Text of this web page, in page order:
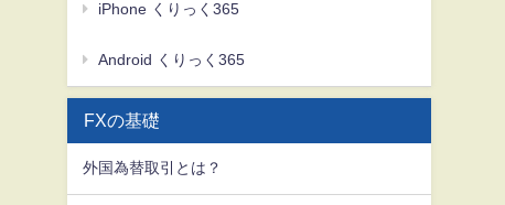
iPhone くりっく365
Android くりっく365
FXの基礎
外国為替取引とは？